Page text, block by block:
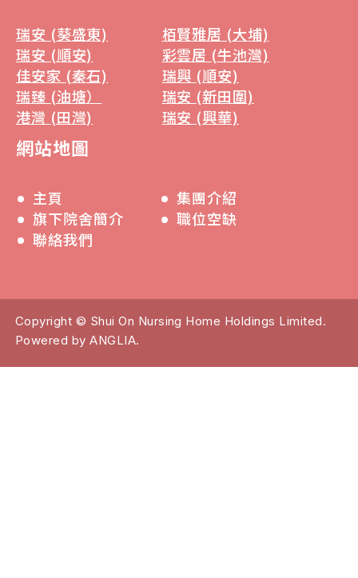
瑞安 (葵盛東)
栢賢雅居 (大埔)
瑞安 (順安)
彩雲居 (牛池灣)
佳安家 (秦石)
瑞興 (順安)
瑞臻 (油塘）
瑞安 (新田圍)
港灣 (田灣)
瑞安 (興華)
網站地圖
主頁
集團介紹
旗下院舍簡介
職位空缺
聯絡我們
Copyright © Shui On Nursing Home Holdings Limited.
Powered byANGLIA.